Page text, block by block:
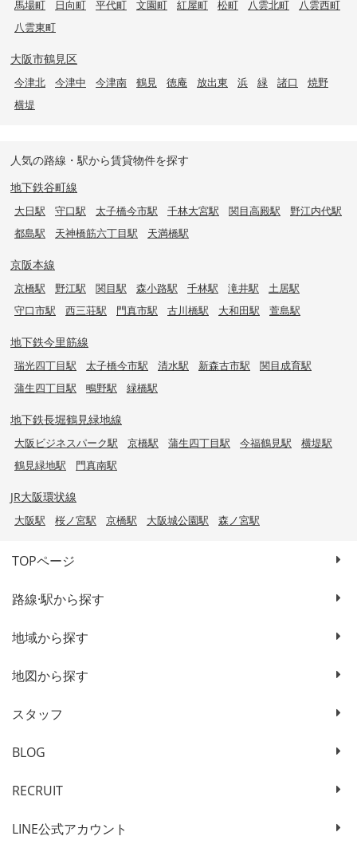
馬場町
日向町 平代町 文園町 紅屋町 松町 八雲北町
八雲西町
八雲東町
大阪市鶴見区
今津北 今津中 今津南 鶴見 徳庵 放出東 浜 緑 諸口
焼野
横堤
人気の路線・駅から賃貸物件を探す
地下鉄谷町線
大日駅 守口駅 太子橋今市駅 千林大宮駅 関目高殿駅
野江内代駅
都島駅
天神橋筋六丁目駅 天満橋駅
京阪本線
京橋駅 野江駅 関目駅 森小路駅 千林駅 滝井駅
土居駅
守口市駅
西三荘駅 門真市駅 古川橋駅 大和田駅 萱島駅
地下鉄今里筋線
瑞光四丁目駅 太子橋今市駅 清水駅 新森古市駅
関目成育駅
蒲生四丁目駅
鴫野駅 緑橋駅
地下鉄長堀鶴見緑地線
大阪ビジネスパーク駅 京橋駅 蒲生四丁目駅 今福鶴見駅
横堤駅
鶴見緑地駅
門真南駅
JR大阪環状線
大阪駅 桜ノ宮駅 京橋駅 大阪城公園駅 森ノ宮駅
TOPページ
路線·駅から探す
地域から探す
地図から探す
スタッフ
BLOG
RECRUIT
LINE公式アカウント